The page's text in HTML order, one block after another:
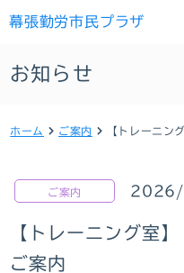
幕張勤労市民プラザ
お知らせ
ホーム ご案内 【トレーニン
ご案内
【トレーニング室
ご案内